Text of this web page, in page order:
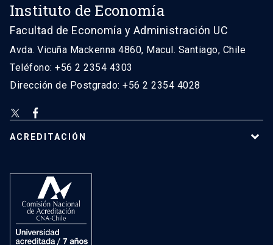
Instituto de Economía
Facultad de Economía y Administración UC
Avda. Vicuña Mackenna 4860, Macul. Santiago, Chile
Teléfono: +56 2 2354 4303
Dirección de Postgrado: +56 2 2354 4028
ACREDITACIÓN